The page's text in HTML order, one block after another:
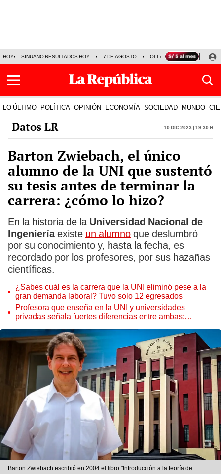
HOY SINUANO RESULTADOS HOY 7 DE AGOSTO OLLANTA HUMALA
LO ÚLTIMO POLÍTICA OPINIÓN ECONOMÍA SOCIEDAD MUNDO
Datos LR 10 Dic 2023 | 19:30 h
Barton Zwiebach, el único
alumno de la UNI que sustentó
su tesis antes de terminar la
carrera: ¿cómo lo hizo?
En la historia de la Universidad Nacional de
Ingenieríaexiste un alumno que deslumbró
por su conocimiento y, hasta la fecha, es
recordado por los profesores, por sus hazañas
científicas.
¿Sabes cuál es la carrera que la UNI eliminó pese a la
gran demanda laboral? Tuvo solo 12 egresados
Profesora que enseña en la UNI y universidades
privadas señala fuertes diferencias entre ambas:
Barton Zwiebach escribió en 2004 el libro "Introducción a la teoría de